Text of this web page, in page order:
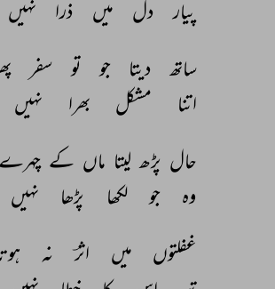
پیار
دل میں ذرا نہیں
ساتھ
دیتا جو تو سفر
اتنا
مشکل بھرا نہیں
حال پڑھ لیتا ماں کے چہرے
وہ
جو لکھا پڑھا نہیں
غفلتوں
میں اثرؔ نہ